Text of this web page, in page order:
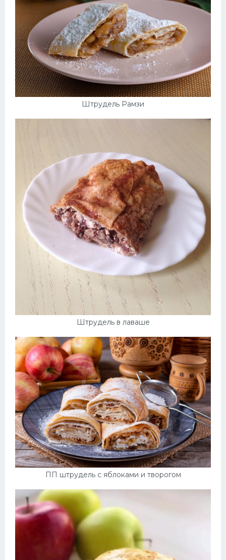
Штрудель Рамзи
Штрудель в лаваше
ПП штрудель с яблоками и творогом
Напитки
Дизайн комнаты